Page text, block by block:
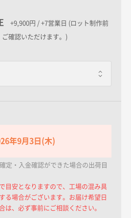
+9,900円 / +7営業日 (ロット制作前
ご確認いただけます。)
年9月3日(木)
定・入金確認ができた場合の出荷目
目安となりますので、工場の混み具
る場合がございます。お届け希望日
は、必ず事前にご相談ください。